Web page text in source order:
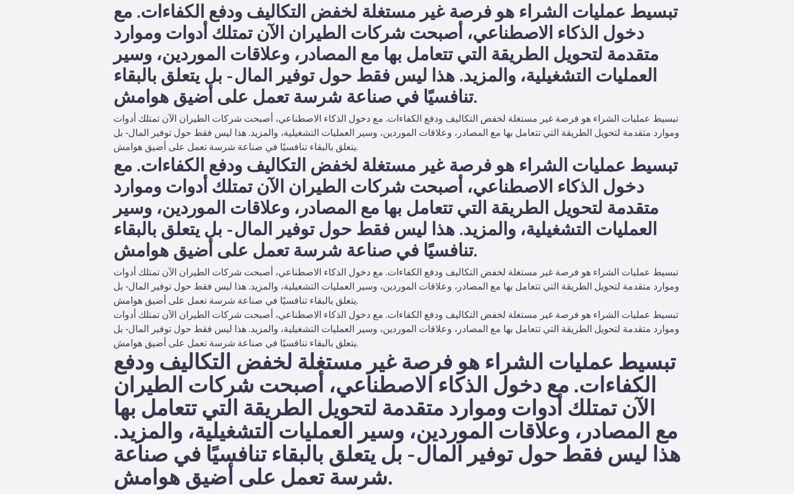
تبسيط عمليات الشراء هو فرصة غير مستغلة لخفض التكاليف ودفع الكفاءات. مع
دخول الذكاء الاصطناعي، أصبحت شركات الطيران الآن تمتلك أدوات وموارد
متقدمة لتحويل الطريقة التي تتعامل بها مع المصادر، وعلاقات الموردين، وسير
العمليات التشغيلية، والمزيد. هذا ليس فقط حول توفير المال - بل يتعلق بالبقاء
تنافسيًا في صناعة شرسة تعمل على أضيق هوامش.
تبسيط عمليات الشراء هو فرصة غير مستغلة لخفض التكاليف ودفع الكفاءات. مع دخول الذكاء الاصطناعي، أصبحت شركات الطيران الآن تمتلك أدوات
وموارد متقدمة لتحويل الطريقة التي تتعامل بها مع المصادر، وعلاقات الموردين، وسير العمليات التشغيلية، والمزيد. هذا ليس فقط حول توفير المال - بل
يتعلق بالبقاء تنافسيًا في صناعة شرسة تعمل على أضيق هوامش.
تبسيط عمليات الشراء هو فرصة غير مستغلة لخفض التكاليف ودفع الكفاءات. مع
دخول الذكاء الاصطناعي، أصبحت شركات الطيران الآن تمتلك أدوات وموارد
متقدمة لتحويل الطريقة التي تتعامل بها مع المصادر، وعلاقات الموردين، وسير
العمليات التشغيلية، والمزيد. هذا ليس فقط حول توفير المال - بل يتعلق بالبقاء
تنافسيًا في صناعة شرسة تعمل على أضيق هوامش.
تبسيط عمليات الشراء هو فرصة غير مستغلة لخفض التكاليف ودفع الكفاءات. مع دخول الذكاء الاصطناعي، أصبحت شركات الطيران الآن تمتلك أدوات
وموارد متقدمة لتحويل الطريقة التي تتعامل بها مع المصادر، وعلاقات الموردين، وسير العمليات التشغيلية، والمزيد. هذا ليس فقط حول توفير المال - بل
يتعلق بالبقاء تنافسيًا في صناعة شرسة تعمل على أضيق هوامش.
تبسيط عمليات الشراء هو فرصة غير مستغلة لخفض التكاليف ودفع الكفاءات. مع دخول الذكاء الاصطناعي، أصبحت شركات الطيران الآن تمتلك أدوات
وموارد متقدمة لتحويل الطريقة التي تتعامل بها مع المصادر، وعلاقات الموردين، وسير العمليات التشغيلية، والمزيد. هذا ليس فقط حول توفير المال - بل
يتعلق بالبقاء تنافسيًا في صناعة شرسة تعمل على أضيق هوامش.
تبسيط عمليات الشراء هو فرصة غير مستغلة لخفض التكاليف ودفع
الكفاءات. مع دخول الذكاء الاصطناعي، أصبحت شركات الطيران
الآن تمتلك أدوات وموارد متقدمة لتحويل الطريقة التي تتعامل بها
مع المصادر، وعلاقات الموردين، وسير العمليات التشغيلية، والمزيد.
هذا ليس فقط حول توفير المال - بل يتعلق بالبقاء تنافسيًا في صناعة
شرسة تعمل على أضيق هوامش.